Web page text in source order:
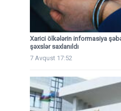
Xarici ölkələrin informasiya
şəxslər saxlanıldı
7 Avqust 17:52